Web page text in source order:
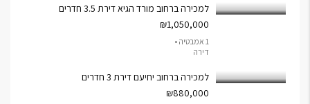
למכירה ברחוב מורד הגיא דירת 3.5 חדרים
₪1,050,000
1 אמבטיה •
דירה
למכירה ברחוב יחיעם דירת 3 חדרים
₪880,000